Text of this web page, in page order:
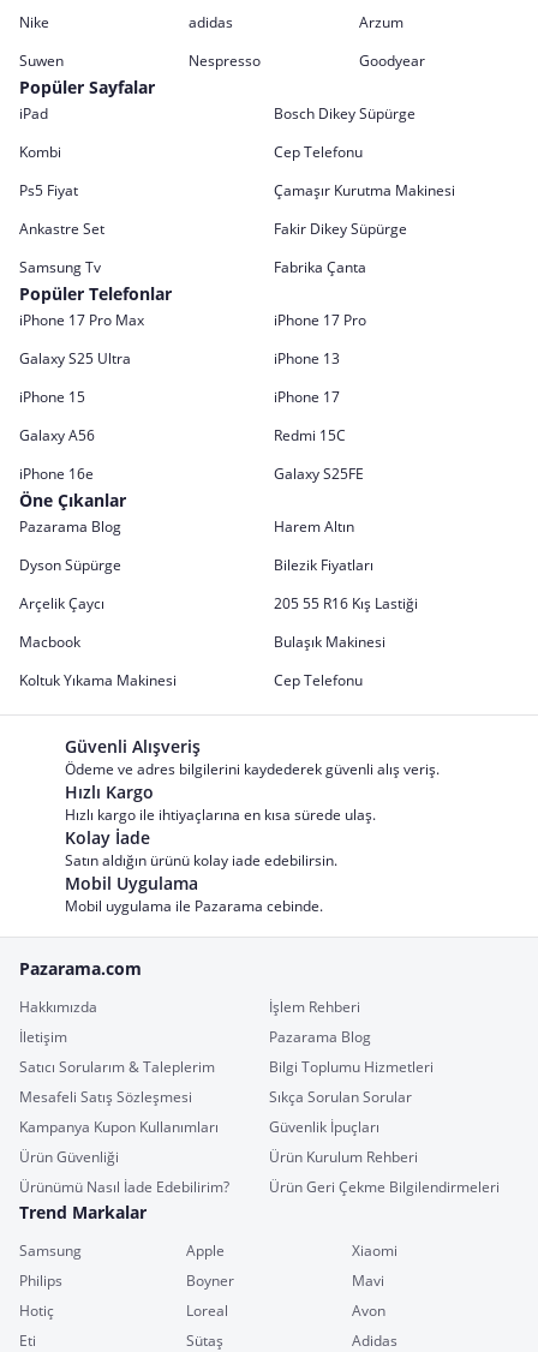
Nike adidas
Arzum
Suwen
Nespresso Goodyear
Popüler Sayfalar
iPad
Bosch Dikey Süpürge
Kombi
Cep Telefonu
Ps5 Fiyat
Çamaşır Kurutma Makinesi
Ankastre Set
Fakir Dikey Süpürge
Samsung Tv
Fabrika Çanta
Popüler Telefonlar
iPhone 17 Pro Max
iPhone 17 Pro
Galaxy S25 Ultra
iPhone 13
iPhone 15
iPhone 17
Galaxy A56
Redmi 15C
iPhone 16e
Galaxy S25FE
Öne Çıkanlar
Pazarama Blog
Harem Altın
Dyson Süpürge
Bilezik Fiyatları
Arçelik Çaycı
205 55 R16 Kış Lastiği
Macbook
Bulaşık Makinesi
Koltuk Yıkama Makinesi
Cep Telefonu
Güvenli Alışveriş
Ödeme ve adres bilgilerini kaydederek güvenli alış veriş.
Hızlı Kargo
Hızlı kargo ile ihtiyaçlarına en kısa sürede ulaş.
Kolay İade
Satın aldığın ürünü kolay iade edebilirsin.
Mobil Uygulama
Mobil uygulama ile Pazarama cebinde.
Pazarama.com
Hakkımızda
İşlem Rehberi
İletişim
Pazarama Blog
Satıcı Sorularım & Taleplerim
Bilgi Toplumu Hizmetleri
Mesafeli Satış Sözleşmesi
Sıkça Sorulan Sorular
Kampanya Kupon Kullanımları
Güvenlik İpuçları
Ürün Güvenliği
Ürün Kurulum Rehberi
Ürünümü Nasıl İade Edebilirim?
Ürün Geri Çekme Bilgilendirmeleri
Trend Markalar
Samsung Apple
Xiaomi
Philips
Boyner
Mavi
Hotiç
Loreal
Avon
Eti
Sütaş
Adidas